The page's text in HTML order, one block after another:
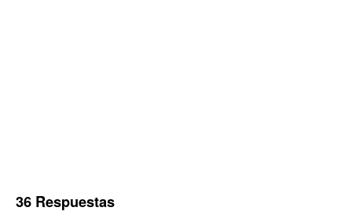
36 Respuestas